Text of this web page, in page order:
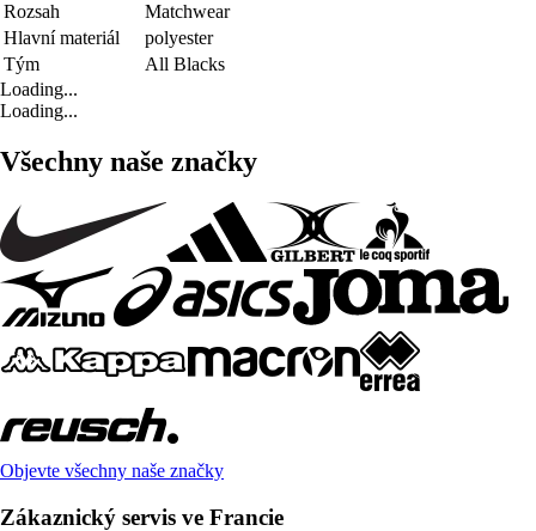
Rozsah
Matchwear
Hlavní materiál
polyester
Tým
All Blacks
Loading...
Loading...
Všechny naše značky
Objevte všechny naše značky
Zákaznický servis ve Francie